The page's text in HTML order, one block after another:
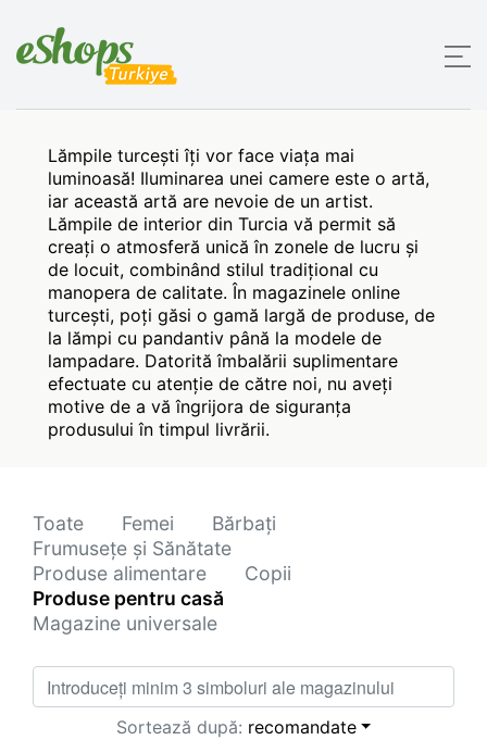
Lămpile turcești îți vor face viața mai
luminoasă! Iluminarea unei camere este o artă,
iar această artă are nevoie de un artist.
Lămpile de interior din Turcia vă permit să
creați o atmosferă unică în zonele de lucru și
de locuit, combinând stilul tradițional cu
manopera de calitate. În magazinele online
turcești, poți găsi o gamă largă de produse, de
la lămpi cu pandantiv până la modele de
lampadare. Datorită îmbalării suplimentare
efectuate cu atenție de către noi, nu aveți
motive de a vă îngrijora de siguranța
produsului în timpul livrării.
Toate Femei
Bărbați
Frumusețe și Sănătate
Produse alimentare
Copii
Produse pentru casă
Magazine universale
Sortează după: recomandate